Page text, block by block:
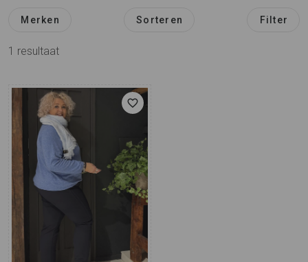
Merken Sorteren Filter
1 resultaat